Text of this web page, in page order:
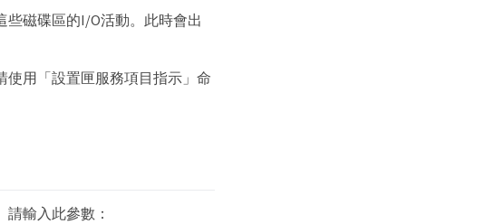
磁碟區的I/O活動。此時會出
用「設置匣服務項目指示」命
輸入此參數：